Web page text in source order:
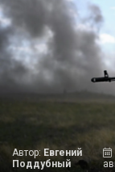
Автор: Евгений
Поддубный